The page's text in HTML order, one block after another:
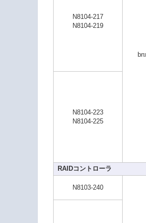
N8104-217
N8104-219
N8104-223
N8104-225
RAIDコントローラ
N8103-240